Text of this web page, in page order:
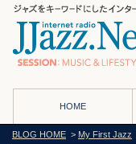
HOME
BLOG HOME > My First Jazz